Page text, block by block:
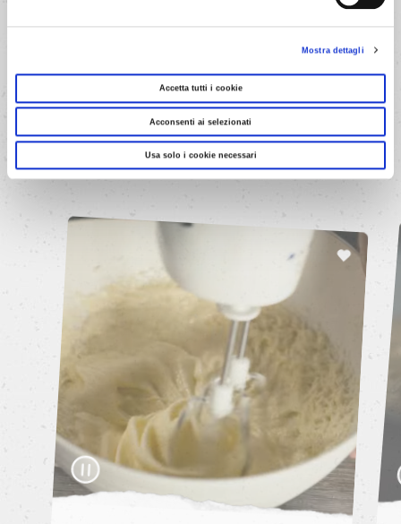
Mostra dettagli
Accetta tutti i cookie
Acconsenti ai selezionati
Usa solo i cookie necessari
LA SELEZIONE DI RICETTE PER TE
Delizie